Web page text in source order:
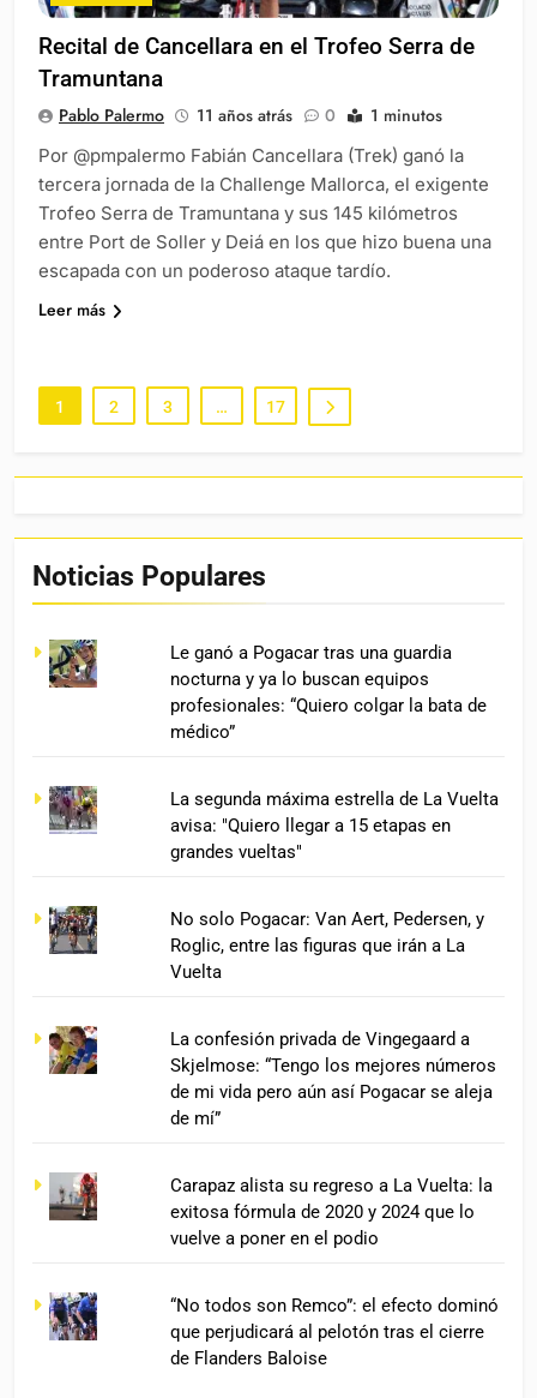
Recital de Cancellara en el Trofeo Serra de
Tramuntana
Pablo Palermo 11 años atrás 0 1 minutos
Por @pmpalermo Fabián Cancellara (Trek) ganó la
tercera jornada de la Challenge Mallorca, el exigente
Trofeo Serra de Tramuntana y sus 145 kilómetros
entre Port de Soller y Deiá en los que hizo buena una
escapada con un poderoso ataque tardío.
Leer más
1 2 3 … 17
Noticias Populares
Le ganó a Pogacar tras una guardia
nocturna y ya lo buscan equipos
profesionales: “Quiero colgar la bata de
médico”
La segunda máxima estrella de La Vuelta
avisa: "Quiero llegar a 15 etapas en
grandes vueltas"
No solo Pogacar: Van Aert, Pedersen, y
Roglic, entre las figuras que irán a La
Vuelta
La confesión privada de Vingegaard a
Skjelmose: “Tengo los mejores números
de mi vida pero aún así Pogacar se aleja
de mí”
Carapaz alista su regreso a La Vuelta: la
exitosa fórmula de 2020 y 2024 que lo
vuelve a poner en el podio
“No todos son Remco”: el efecto dominó
que perjudicará al pelotón tras el cierre
de Flanders Baloise